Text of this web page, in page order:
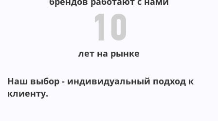
10
лет на рынке
Наш выбор - индивидуальный подход к
клиенту.